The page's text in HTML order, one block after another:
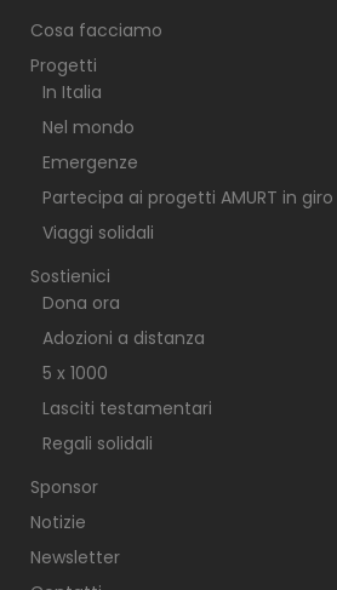
Cosa facciamo
Progetti
In Italia
Nel mondo
Emergenze
Partecipa ai progetti AMURT in giro
Viaggi solidali
Sostienici
Dona ora
Adozioni a distanza
5 x 1000
Lasciti testamentari
Regali solidali
Sponsor
Notizie
Newsletter